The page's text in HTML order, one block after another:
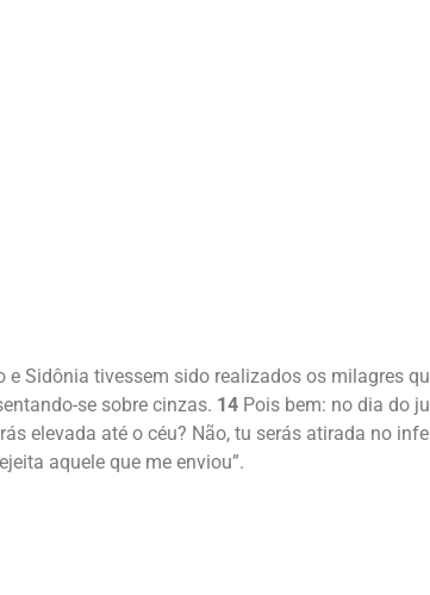
e Sidônia tivessem sido realizados os milagres
se sobre cinzas. 14 Pois bem: no dia do
elevada até o céu? Não, tu serás atirada no
aquele que me enviou”.